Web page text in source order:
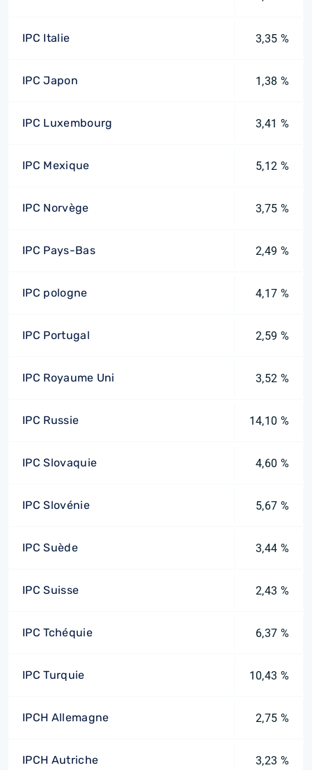
IPC Italie 3,35 %
IPC Japon 1,38 %
IPC Luxembourg 3,41 %
IPC Mexique 5,12 %
IPC Norvège 3,75 %
IPC Pays-Bas 2,49 %
IPC pologne 4,17 %
IPC Portugal 2,59 %
IPC Royaume Uni 3,52 %
IPC Russie 14,10 %
IPC Slovaquie 4,60 %
IPC Slovénie 5,67 %
IPC Suède 3,44 %
IPC Suisse 2,43 %
IPC Tchéquie 6,37 %
IPC Turquie 10,43 %
IPCH Allemagne 2,75 %
IPCH Autriche 3,23 %